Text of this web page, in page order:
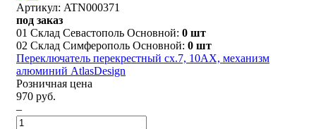
Артикул: ATN000371
под заказ
01 Склад Севастополь Основной: 0 шт
02 Склад Симферополь Основной: 0 шт
Переключатель перекрестный сх.7, 10АХ, механизм
алюминий AtlasDesign
Розничная цена
970 руб.
–